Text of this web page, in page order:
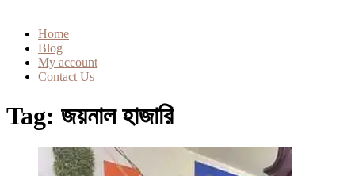
Home
Blog
My account
Contact Us
Tag: জয়নাল হাজারি